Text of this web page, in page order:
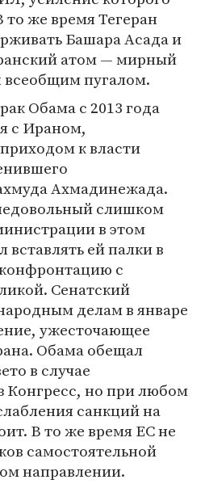
то же время Тегеран
Башара Асада и
атом — мирный
всеобщим пугалом.
Обама с 2013 года
с Ираном,
к власти
Ахмадинежада.
слишком
в этом
вставлять ей палки в
с
Сенатский
делам в январе
ужесточающее
Обама обещал
в случае
Конгресс, но при любом
санкций на
В то же время ЕС не
самостоятельной
направлении.